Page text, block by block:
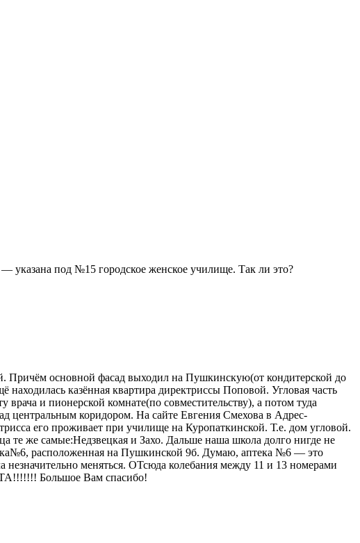
указана под №15 городское женское училище. Так ли это?
основной фасад выходил на Пушкинскую(от кондитерской до
казённая квартира директриссы Поповой. Угловая часть
и пионерской комнате(по совместительству), а потом туда
центральным коридором. На сайте Евгения Смехова в Адрес-
его проживает при училище на Куропаткинской. Т.е. дом угловой.
те же самые:Недзвецкая и Захо. Дальше наша школа долго нигде не
расположенная на Пушкинской 9б. Думаю, аптека №6 — это
меняться. ОТсюда колебания между 11 и 13 номерами
Большое Вам спасибо!